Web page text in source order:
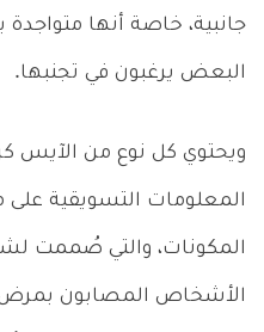
جانبية، خاصة أنها
البعض يرغبون في تجنبها.
ويحتوي كل نوع من الآيس
المعلومات التسويقية على
المكونات، والتي صُممت لشد
الأشخاص المصابون